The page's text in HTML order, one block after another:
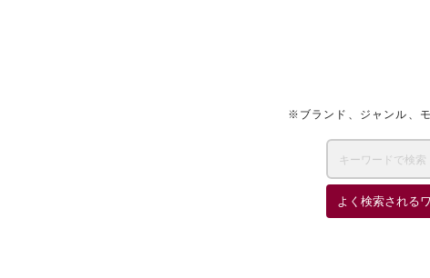
※ブランド、ジャンル、
よく検索される